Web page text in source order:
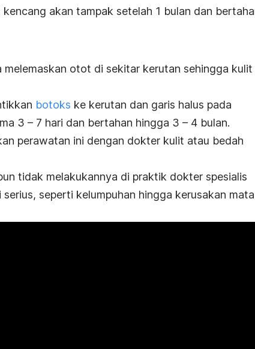
akan tampak setelah 1 bulan dan
melemaskan otot di sekitar kerutan sehingga kulit
botoks ke kerutan dan garis halus pada
3 – 7 hari dan bertahan hingga 3 – 4 bulan.
perawatan ini dengan dokter kulit atau bedah
tidak melakukannya di praktik dokter spesialis
seperti kelumpuhan hingga kerusakan mata